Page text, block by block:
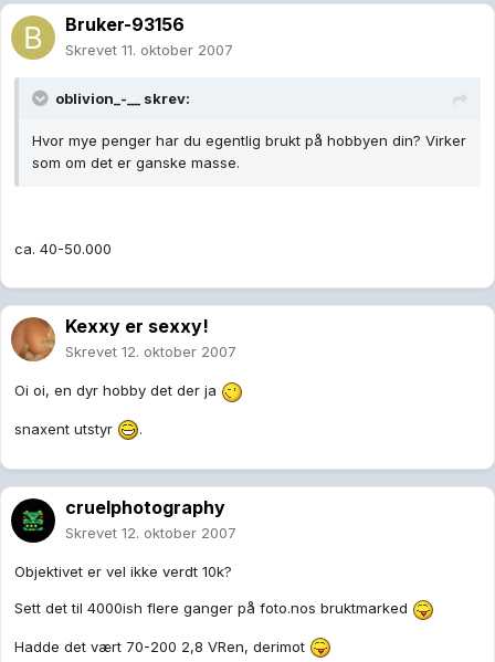
Bruker-93156
Skrevet 11. oktober 2007
oblivion_-__ skrev:
Hvor mye penger har du egentlig brukt på hobbyen din? Virker
som om det er ganske masse.
ca. 40-50.000
Kexxy er sexxy!
Skrevet 12. oktober 2007
Oi oi, en dyr hobby det der ja
snaxent utstyr .
cruelphotography
Skrevet 12. oktober 2007
Objektivet er vel ikke verdt 10k?
Sett det til 4000ish flere ganger på foto.nos bruktmarked
Hadde det vært 70-200 2,8 VRen, derimot